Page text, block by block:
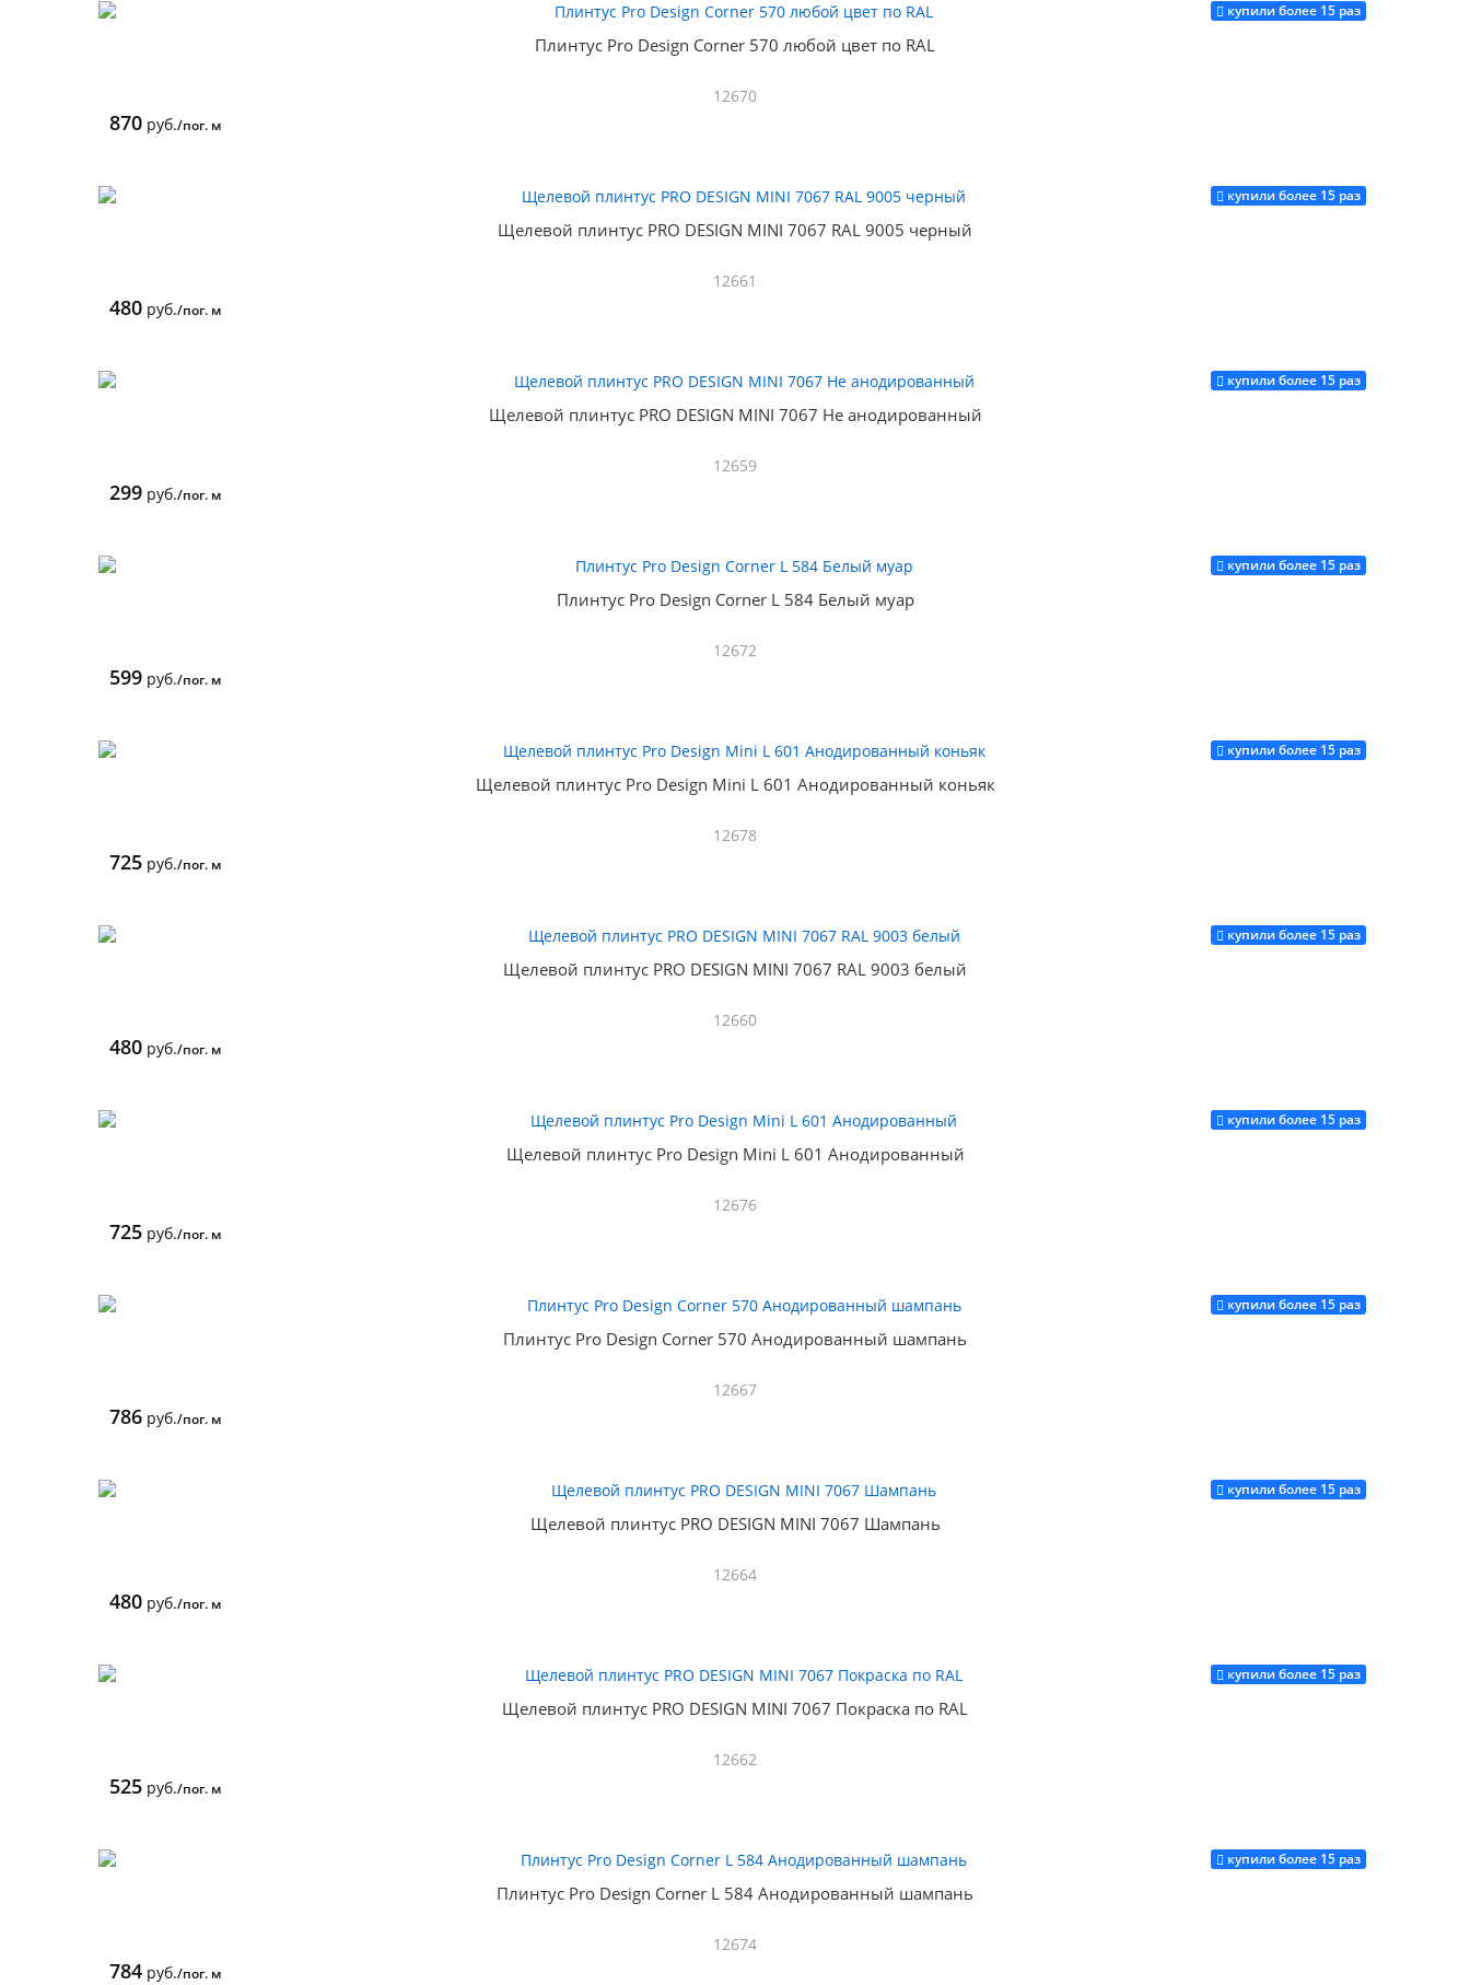
Купить
купили более 15 раз
Плинтус Pro Design Corner 570 любой цвет по RAL
12670
870 руб./пог. м
Купить
купили более 15 раз
Щелевой плинтус PRO DESIGN MINI 7067 RAL 9005 черный
12661
480 руб./пог. м
Купить
купили более 15 раз
Щелевой плинтус PRO DESIGN MINI 7067 Не анодированный
12659
299 руб./пог. м
Купить
купили более 15 раз
Плинтус Pro Design Corner L 584 Белый муар
12672
599 руб./пог. м
Купить
купили более 15 раз
Щелевой плинтус Pro Design Mini L 601 Анодированный коньяк
12678
725 руб./пог. м
Купить
купили более 15 раз
Щелевой плинтус PRO DESIGN MINI 7067 RAL 9003 белый
12660
480 руб./пог. м
Купить
купили более 15 раз
Щелевой плинтус Pro Design Mini L 601 Анодированный
12676
725 руб./пог. м
Купить
купили более 15 раз
Плинтус Pro Design Corner 570 Анодированный шампань
12667
786 руб./пог. м
Купить
купили более 15 раз
Щелевой плинтус PRO DESIGN MINI 7067 Шампань
12664
480 руб./пог. м
Купить
купили более 15 раз
Щелевой плинтус PRO DESIGN MINI 7067 Покраска по RAL
12662
525 руб./пог. м
Купить
купили более 15 раз
Плинтус Pro Design Corner L 584 Анодированный шампань
12674
784 руб./пог. м